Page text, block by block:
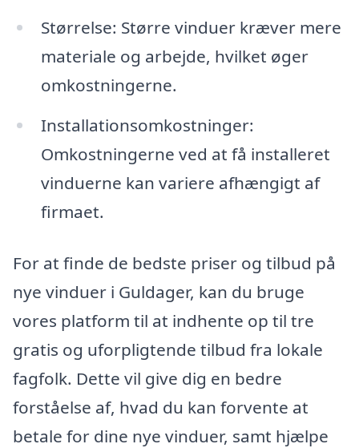
Størrelse: Større vinduer kræver mere
materiale og arbejde, hvilket øger
omkostningerne.
Installationsomkostninger:
Omkostningerne ved at få installeret
vinduerne kan variere afhængigt af
firmaet.
For at finde de bedste priser og tilbud på
nye vinduer i Guldager, kan du bruge
vores platform til at indhente op til tre
gratis og uforpligtende tilbud fra lokale
fagfolk. Dette vil give dig en bedre
forståelse af, hvad du kan forvente at
betale for dine nye vinduer, samt hjælpe